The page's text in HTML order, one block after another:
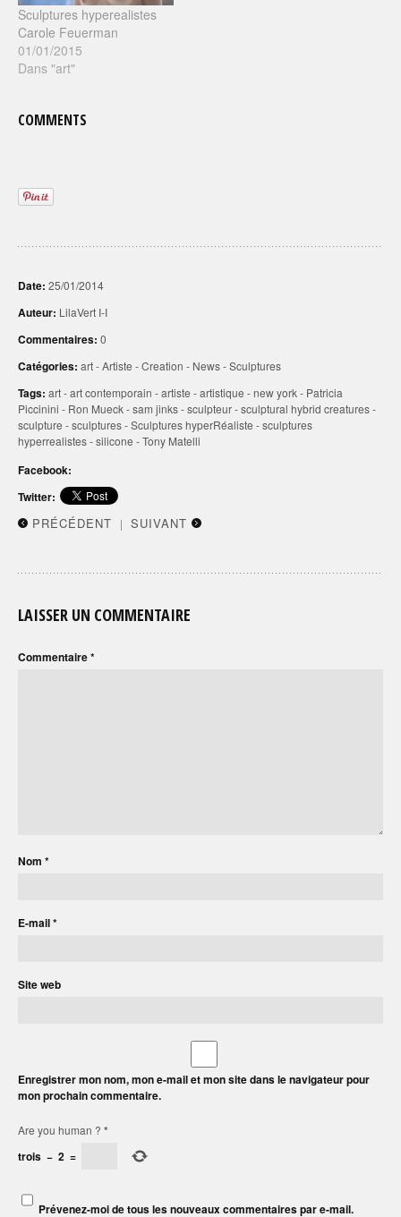
Sculptures hyperealistes
Carole Feuerman
01/01/2015
Dans "art"
COMMENTS
Date: 25/01/2014
Auteur: LilaVert I-I
Commentaires: 0
Catégories: art-Artiste -Creation - News-Sculptures
Tags: art-art contemporain -artiste -artistique -new york- Patricia
Piccinini - Ron Mueck-sam jinks-sculpteur-sculptural hybrid creatures-
sculpture -sculptures-Sculptures hyperRéaliste -sculptures
hyperrealistes-silicone -Tony Matelli
Facebook:
Twitter:
PRÉCÉDENT | SUIVANT
LAISSER UN COMMENTAIRE
Commentaire*
Nom *
E-mail*
Site web
Enregistrer mon nom, mon e-mail et mon site dans le navigateur pour
mon prochain commentaire.
Are you human ? *
trois − 2 =
Prévenez-moi de tous les nouveaux commentaires par e-mail.